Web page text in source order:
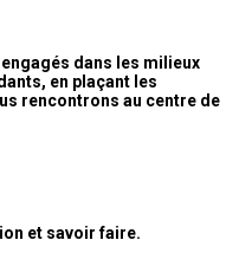
dans les milieux
en plaçant les
rencontrons au centre de
et savoir faire.